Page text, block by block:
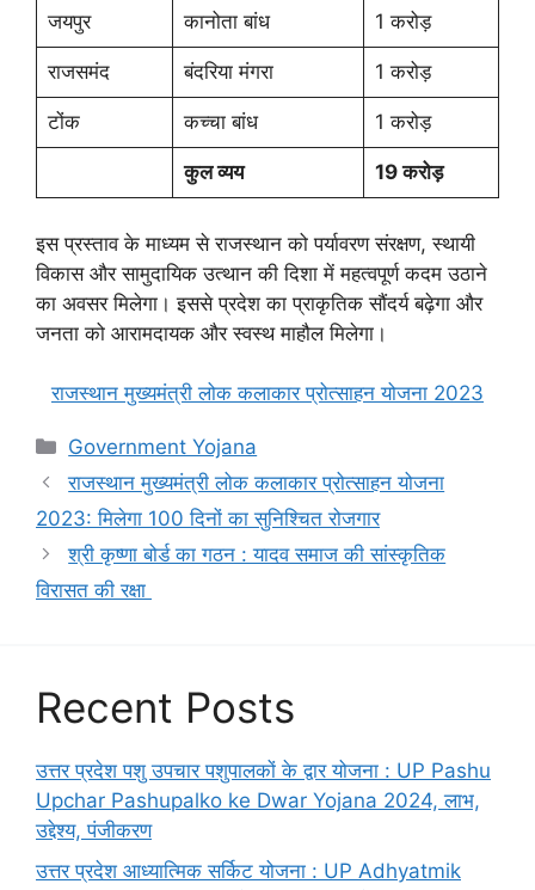
जयपुर कानोता बांध 1 करोड़
राजसमंद बंदरिया मंगरा 1 करोड़
टोंक कच्चा बांध 1 करोड़
कुल व्यय 19 करोड़
इस प्रस्ताव के माध्यम से राजस्थान को पर्यावरण संरक्षण, स्थायी
विकास और सामुदायिक उत्थान की दिशा में महत्वपूर्ण कदम उठाने
का अवसर मिलेगा। इससे प्रदेश का प्राकृतिक सौंदर्य बढ़ेगा और
जनता को आरामदायक और स्वस्थ माहौल मिलेगा।
राजस्थान मुख्यमंत्री लोक कलाकार प्रोत्साहन योजना 2023
Categories
Government Yojana
राजस्थान मुख्यमंत्री लोक कलाकार प्रोत्साहन योजना
2023: मिलेगा 100 दिनों का सुनिश्चित रोजगार
श्री कृष्णा बोर्ड का गठन : यादव समाज की सांस्कृतिक
विरासत की रक्षा
Recent Posts
उत्तर प्रदेश पशु उपचार पशुपालकों के द्वार योजना : UP Pashu
Upchar Pashupalko ke Dwar Yojana 2024, लाभ,
उद्देश्य, पंजीकरण
उत्तर प्रदेश आध्यात्मिक सर्किट योजना : UP Adhyatmik